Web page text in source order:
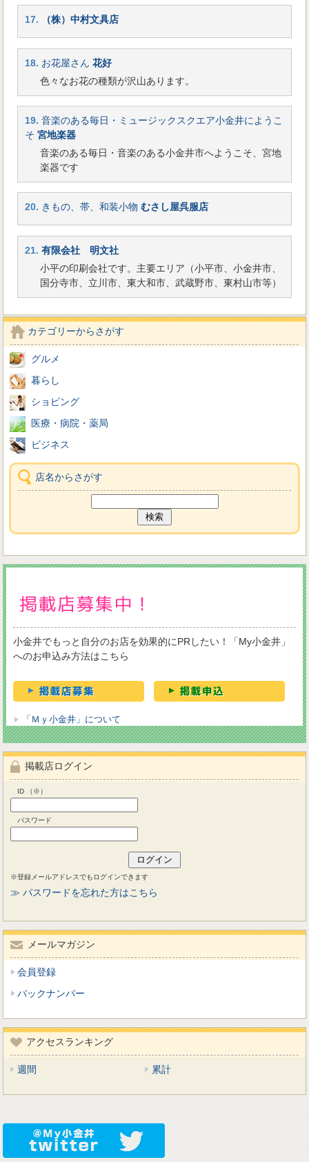
17. （株）中村文具店
18. お花屋さん 花好
色々なお花の種類が沢山あります。
19. 音楽のある毎日・ミュージックスクエア小金井にようこ
そ 宮地楽器
音楽のある毎日・音楽のある小金井市へようこそ、宮地
楽器です
20. きもの、帯、和装小物 むさし屋呉服店
21. 有限会社 明文社
小平の印刷会社です。主要エリア（小平市、小金井市、
国分寺市、立川市、東大和市、武蔵野市、東村山市等）
カテゴリーからさがす
グルメ
暮らし
ショピング
医療・病院・薬局
ビジネス
店名からさがす
小金井でもっと自分のお店を効果的にPRしたい！「My小金井」
へのお申込み方法はこちら
「Ｍｙ小金井」について
掲載店ログイン
ID （※）
パスワード
※登録メールアドレスでもログインできます
≫ パスワードを忘れた方はこちら
メールマガジン
会員登録
バックナンバー
アクセスランキング
週間 累計